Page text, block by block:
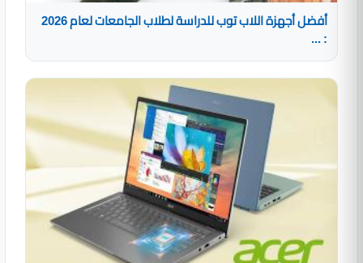
أفضل أجهزة اللاب توب للدراسة لطلاب الجامعات لعام 2026
: ...